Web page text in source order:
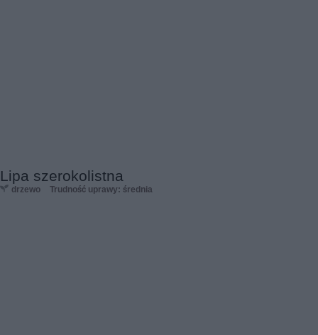
Lipa szerokolistna
drzewo Trudność uprawy: średnia